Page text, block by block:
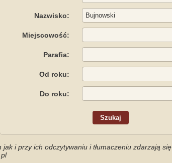
Nazwisko:
Miejscowość:
Parafia:
Od roku:
Do roku:
i przy ich odczytywaniu i tłumaczeniu zdarzają